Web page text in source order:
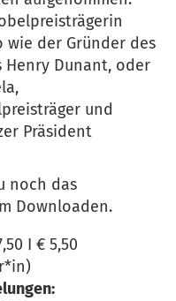
wie der Gründer des
Henry Dunant, oder
und
Präsident
noch das
Downloaden.
I € 5,50